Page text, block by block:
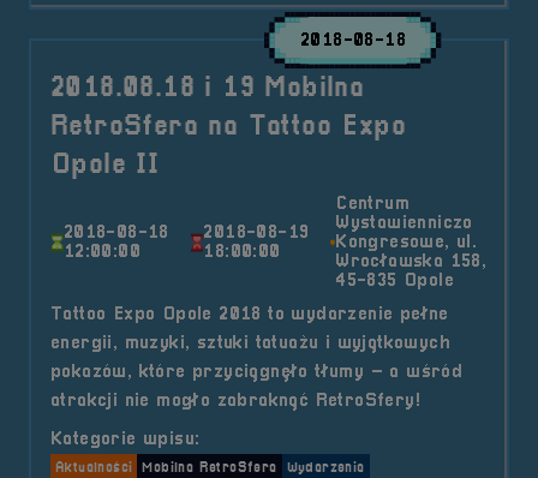
2018-08-18
2018.08.18 i 19 Mobilna
RetroSfera na Tattoo Expo
Opole II
2018-08-18
12:00:00
2018-08-19
18:00:00
Centrum
Wystawienniczo
Kongresowe, ul.
Wrocławska 158,
45-835 Opole
Tattoo Expo Opole 2018 to wydarzenie pełne
energii, muzyki, sztuki tatuażu i wyjątkowych
pokazów, które przyciągnęło tłumy – a wśród
atrakcji nie mogło zabraknąć RetroSfery!
Kategorie wpisu:
Aktualności Mobilna RetroSfera Wydarzenia